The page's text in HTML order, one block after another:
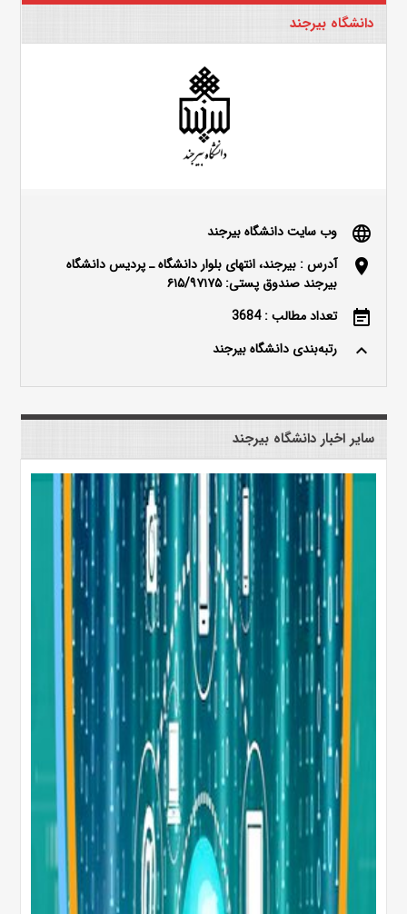
دانشگاه بیرجند
language وب سایت دانشگاه بیرجند
location_on
آدرس : بیرجند، انتهای بلوار دانشگاه ـ پردیس دانشگاه
بیرجند صندوق پستی: ۶۱۵/۹۷۱۷۵
event_note تعداد مطالب : 3684
keyboard_arrow_up رتبه‌بندی دانشگاه بیرجند
سایر اخبار دانشگاه بیرجند